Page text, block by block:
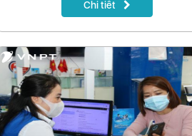
cách ly về hệ thống giám sát tập trung
VNPT là 1 trong 2 đơn vị được Bộ
định lần này.
Chi tiết